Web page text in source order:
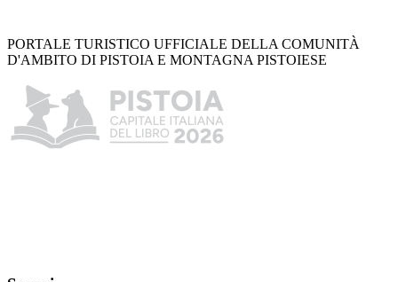
PORTALE TURISTICO UFFICIALE DELLA COMUNITÀ
D'AMBITO DI PISTOIA E MONTAGNA PISTOIESE